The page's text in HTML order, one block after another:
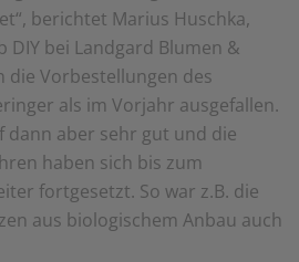
der Seite schnell wieder zur
für Personalisierung, um Ihnen
relevanter für Sie sind. So
Angebote präsentieren,
Suchverhalten
berichtet Marius Huschka,
DIY bei Landgard Blumen &
die Vorbestellungen des
als im Vorjahr ausgefallen.
dann aber sehr gut und die
haben sich bis zum
fortgesetzt. So war z.B. die
aus biologischem Anbau auch